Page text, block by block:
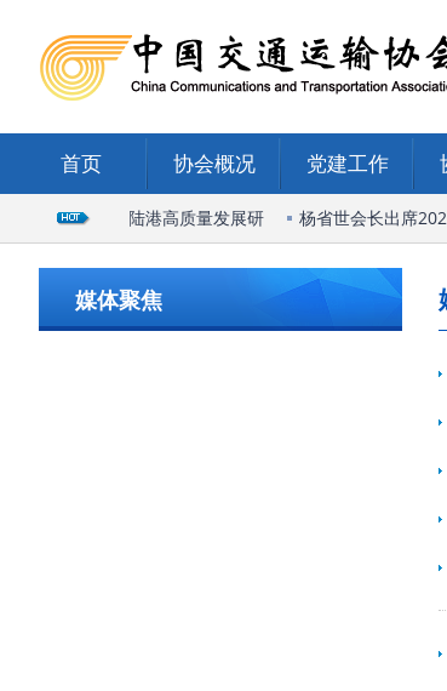
首页 协会概况 党建工作
席石家庄国际陆港高质量发展研 杨省世会长出席
媒体聚焦